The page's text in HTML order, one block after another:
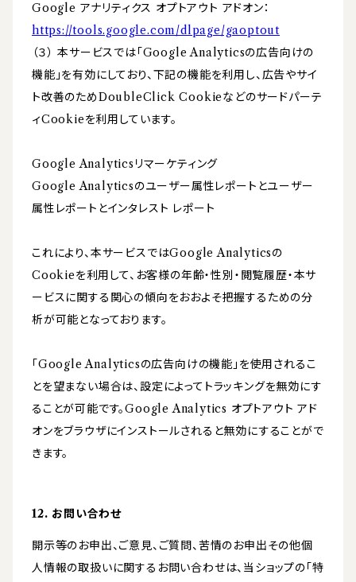
Google アナリティクス オプトアウト アドオン：
https://tools.google.com/dlpage/gaoptout
（３） 本サービスでは「Google Analyticsの広告向けの
機能」を有効にしており、下記の機能を利用し、広告やサイ
ト改善のためDoubleClick Cookieなどのサードパーテ
ィCookieを利用しています。
Google Analyticsリマーケティング
Google Analyticsのユーザー属性レポートとユーザー
属性レポートとインタレスト レポート
これにより、本サービスではGoogle Analyticsの
Cookieを利用して、お客様の年齢・性別・閲覧履歴・本サ
ービスに関する関心の傾向をおおよそ把握するための分
析が可能となっております。
「Google Analyticsの広告向けの機能」を使用されるこ
とを望まない場合は、設定によってトラッキングを無効にす
ることが可能です。Google Analytics オプトアウト アド
オンをブラウザにインストールされると無効にすることがで
きます。
12. お問い合わせ
開示等のお申出、ご意見、ご質問、苦情のお申出その他個
人情報の取扱いに関するお問い合わせは、当ショップの「特